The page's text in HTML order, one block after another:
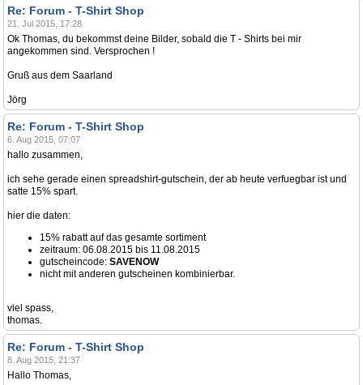
Re: Forum - T-Shirt Shop
21. Jul 2015, 17:28
Ok Thomas, du bekommst deine Bilder, sobald die T - Shirts bei mir
angekommen sind. Versprochen !
Gruß aus dem Saarland
Jörg
Re: Forum - T-Shirt Shop
6. Aug 2015, 07:07
hallo zusammen,
ich sehe gerade einen spreadshirt-gutschein, der ab heute verfuegbar ist und
satte 15% spart.
hier die daten:
15% rabatt auf das gesamte sortiment
zeitraum: 06.08.2015 bis 11.08.2015
gutscheincode: SAVENOW
nicht mit anderen gutscheinen kombinierbar.
viel spass,
thomas.
Re: Forum - T-Shirt Shop
8. Aug 2015, 21:37
Hallo Thomas,